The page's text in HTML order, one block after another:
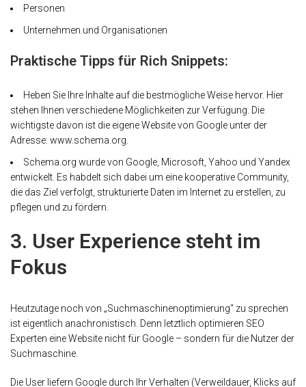
Personen
Unternehmen und Organisationen
Praktische Tipps für Rich Snippets:
Heben Sie Ihre Inhalte auf die bestmögliche Weise hervor. Hier
stehen Ihnen verschiedene Möglichkeiten zur Verfügung. Die
wichtigste davon ist die eigene Website von Google unter der
Adresse: www.schema.org.
Schema.org wurde von Google, Microsoft, Yahoo und Yandex
entwickelt. Es habdelt sich dabei um eine kooperative Community,
die das Ziel verfolgt, strukturierte Daten im Internet zu erstellen, zu
pflegen und zu fördern.
3. User Experience steht im
Fokus
Heutzutage noch von „Suchmaschinenoptimierung“ zu sprechen
ist eigentlich anachronistisch. Denn letztlich optimieren SEO
Experten eine Website nicht für Google – sondern für die Nutzer der
Suchmaschine.
Die User liefern Google durch Ihr Verhalten (Verweildauer, Klicks auf